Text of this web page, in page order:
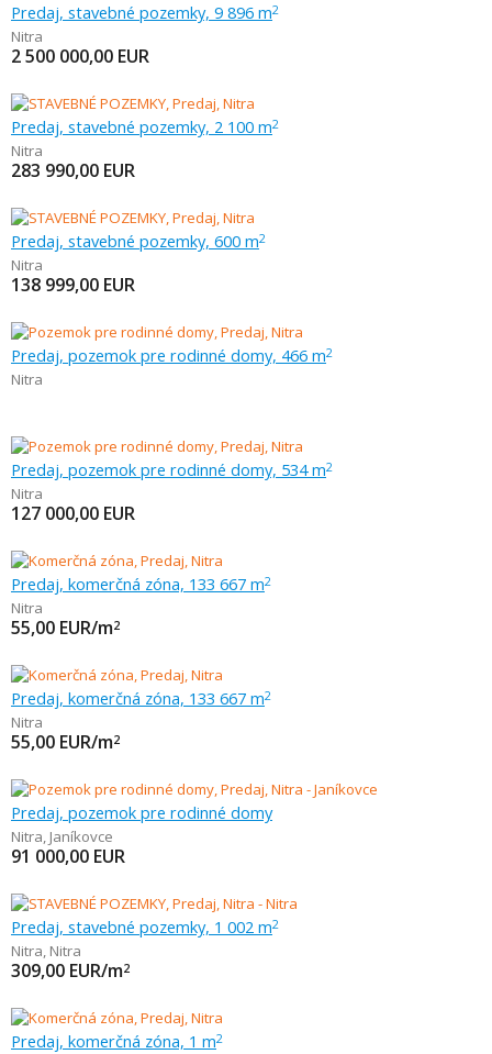
Predaj, stavebné pozemky, 9 896 m2
Nitra
2 500 000,00 EUR
Predaj, stavebné pozemky, 2 100 m2
Nitra
283 990,00 EUR
Predaj, stavebné pozemky, 600 m2
Nitra
138 999,00 EUR
Predaj, pozemok pre rodinné domy, 466 m2
Nitra
Predaj, pozemok pre rodinné domy, 534 m2
Nitra
127 000,00 EUR
Predaj, komerčná zóna, 133 667 m2
Nitra
55,00 EUR/m2
Predaj, komerčná zóna, 133 667 m2
Nitra
55,00 EUR/m2
Predaj, pozemok pre rodinné domy
Nitra, Janíkovce
91 000,00 EUR
Predaj, stavebné pozemky, 1 002 m2
Nitra, Nitra
309,00 EUR/m2
Predaj, komerčná zóna, 1 m2